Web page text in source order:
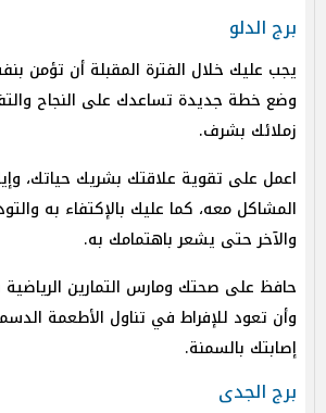
برج الدلو
يجب عليك خلال الفترة المقبلة أن تؤمن
وضع خطة جديدة تساعدك على النجاح
زملائك بشرف.
اعمل على تقوية علاقتك بشريك حياتك،
المشاكل معه، كما عليك بالإكتفاء به
والآخر حتى يشعر باهتمامك به.
حافظ على صحتك ومارس التمارين
وأن تعود للإفراط في تناول الأطعمة
إصابتك بالسمنة.
برج الجدى